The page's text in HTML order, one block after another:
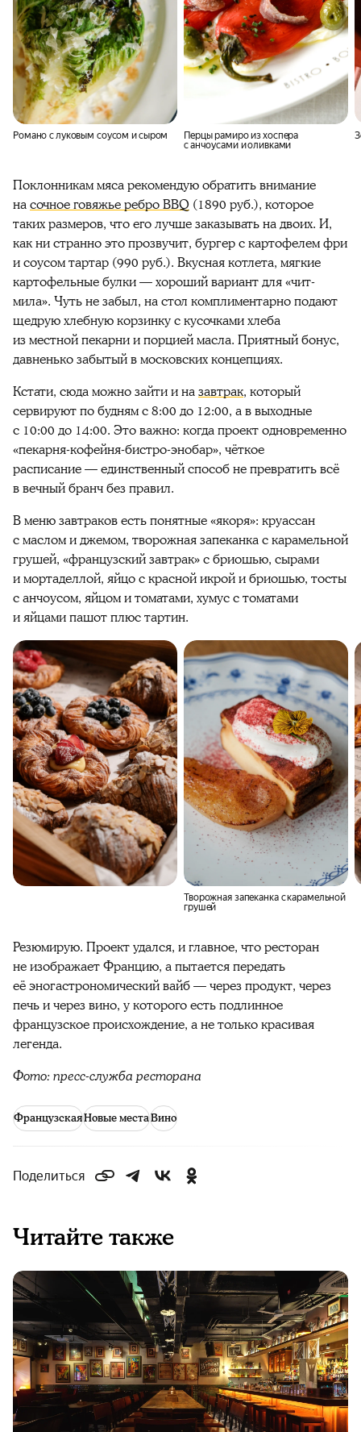
Романо с луковым соусом и сыром
Перцы рамиро из хоспера
с анчоусами и оливками
Поклонникам мяса рекомендую обратить внимание
насочное говяжье ребро BBQ (1890 руб.), которое
таких размеров, что его лучше заказывать на двоих. И,
как ни странно это прозвучит, бургер с картофелем фри
и соусом тартар (990 руб.). Вкусная котлета, мягкие
картофельные булки — хороший вариант для «чит-
мила». Чуть не забыл, на стол комплиментарно подают
щедрую хлебную корзинку с кусочками хлеба
из местной пекарни и порцией масла. Приятный бонус,
давненько забытый в московских концепциях.
Кстати, сюда можно зайти и назавтрак, который
сервируют по будням с 8:00 до 12:00, а в выходные
с 10:00 до 14:00. Это важно: когда проект одновременно
«пекарня-кофейня-бистро-энобар», чёткое
расписание — единственный способ не превратить всё
в вечный бранч без правил.
В меню завтраков есть понятные «якоря»: круассан
с маслом и джемом, творожная запеканка с карамельной
грушей, «французский завтрак» с бриошью, сырами
и мортаделлой, яйцо с красной икрой и бриошью, тосты
с анчоусом, яйцом и томатами, хумус с томатами
и яйцами пашот плюс тартин.
Творожная запеканка с карамельной
грушей
Резюмирую. Проект удался, и главное, что ресторан
не изображает Францию, а пытается передать
её эногастрономический вайб — через продукт, через
печь и через вино, у которого есть подлинное
французское происхождение, а не только красивая
легенда.
Фото: пресс-служба ресторана
ФранцузскаяНовые местаВино
Поделиться
Читайте также